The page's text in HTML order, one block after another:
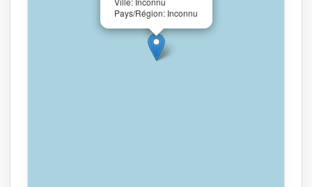
Pays/Région: Inconnu